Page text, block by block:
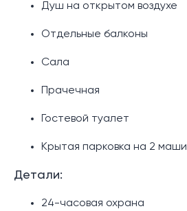
Душ на открытом воздухе
Отдельные балконы
Сала
Прачечная
Гостевой туалет
Крытая парковка на 2
Детали:
24-часовая охрана